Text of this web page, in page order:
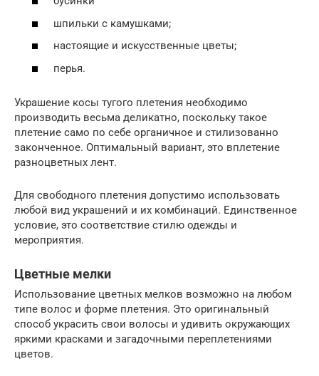
шпильки с камушками;
настоящие и искусственные цветы;
перья.
Украшение косы тугого плетения необходимо
производить весьма деликатно, поскольку такое
плетение само по себе органичное и стилизованно
законченное. Оптимальный вариант, это вплетение
разноцветных лент.
Для свободного плетения допустимо использовать
любой вид украшений и их комбинаций. Единственное
условие, это соответствие стилю одежды и
мероприятия.
Цветные мелки
Использование цветных мелков возможно на любом
типе волос и форме плетения. Это оригинальный
способ украсить свои волосы и удивить окружающих
яркими красками и загадочными переплетениями
цветов.